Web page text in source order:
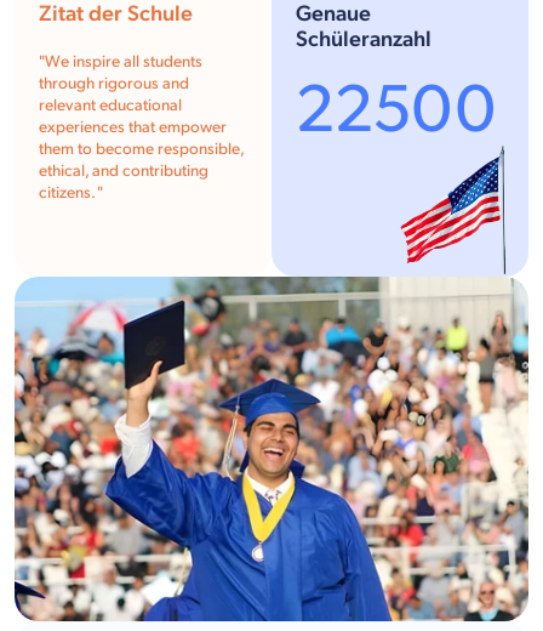
Zitat der Schule
"We inspire all students
through rigorous and
relevant educational
experiences that empower
them to become responsible,
ethical, and contributing
citizens. "
Genaue
Schüleranzahl
22500